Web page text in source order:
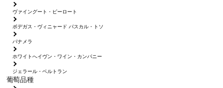
ヴァイングート・ピーロート
ボデガス・ヴィニャード パスカル・トソ
パナメラ
ホワイトへイヴン・ワイン・カンパニー
ジェラール・ベルトラン
葡萄品種